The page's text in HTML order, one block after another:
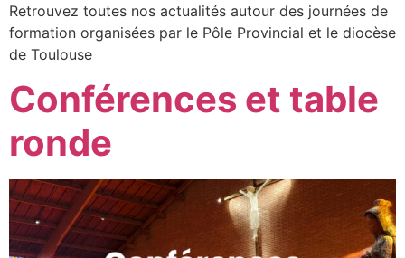
Retrouvez toutes nos actualités autour des journées de
formation organisées par le Pôle Provincial et le diocèse
de Toulouse
Conférences et table
ronde